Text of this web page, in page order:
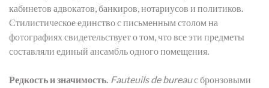
кабинетов адвокатов, банкиров, нотариусов и политиков.
Стилистическое единство с письменным столом на
фотографиях свидетельствует о том, что все эти предметы
составляли единый ансамбль одного помещения.
Редкость и значимость. Fauteuils de bureauс бронзовыми